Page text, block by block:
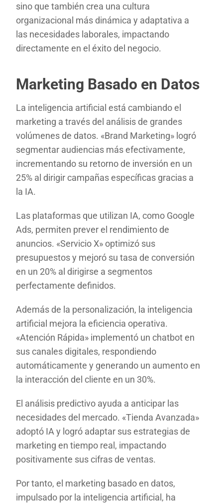
sino que también crea una cultura
organizacional más dinámica y adaptativa a
las necesidades laborales, impactando
directamente en el éxito del negocio.
Marketing Basado en Datos
La inteligencia artificial está cambiando el
marketing a través del análisis de grandes
volúmenes de datos. «Brand Marketing» logró
segmentar audiencias más efectivamente,
incrementando su retorno de inversión en un
25% al dirigir campañas específicas gracias a
la IA.
Las plataformas que utilizan IA, como Google
Ads, permiten prever el rendimiento de
anuncios. «Servicio X» optimizó sus
presupuestos y mejoró su tasa de conversión
en un 20% al dirigirse a segmentos
perfectamente definidos.
Además de la personalización, la inteligencia
artificial mejora la eficiencia operativa.
«Atención Rápida» implementó un chatbot en
sus canales digitales, respondiendo
automáticamente y generando un aumento en
la interacción del cliente en un 30%.
El análisis predictivo ayuda a anticipar las
necesidades del mercado. «Tienda Avanzada»
adoptó IA y logró adaptar sus estrategias de
marketing en tiempo real, impactando
positivamente sus cifras de ventas.
Por tanto, el marketing basado en datos,
impulsado por la inteligencia artificial, ha